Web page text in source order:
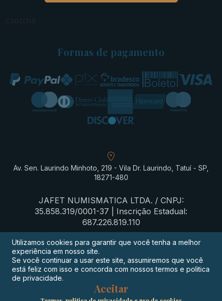
Formas de pagamento
Av. Sen. Laurindo Minhoto, 219 - Vila Dr. Laurindo, Tatuí - SP,
18271-480
JAFET NUMISMATICA LTDA. / CNPJ:
35.858.319/0001-37 | Inscrição Estadual:
687.226.819.110
Termos de privacidade
Digimeta
Utilizamos cookies para garantir que você tenha a melhor
experiência em nosso site.
Se você continuar a usar este site, assumiremos que você
está feliz com isso e concorda com nossos termos e politica
de privacidade.
Aceitar